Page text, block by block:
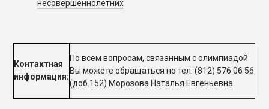
несовершеннолетних
Контактная
информация:
По всем вопросам, связанным с олимпиадой
Вы можете обращаться по тел. (812) 576 06 56
(доб.152) Морозова Наталья Евгеньевна